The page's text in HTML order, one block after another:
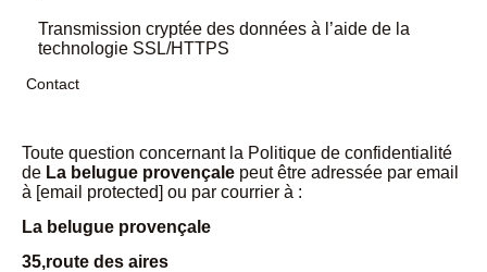
Transmission cryptée des données à l’aide de la
technologie SSL/HTTPS
Contact
Toute question concernant la Politique de confidentialité
de La belugue provençale peut être adressée par email
à [email protected] ou par courrier à :
La belugue provençale
35,route des aires